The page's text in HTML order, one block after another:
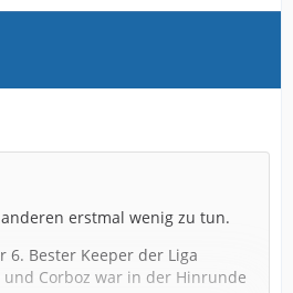
erstmal wenig zu tun.
6. Bester Keeper der Liga
und Corboz war in der Hinrunde